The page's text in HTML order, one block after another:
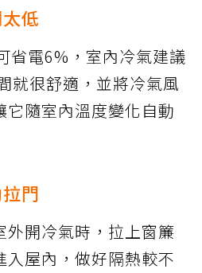
低
省電6%，室內冷氣建議
就很舒適，並將冷氣風
它隨室內溫度變化自動
門
外開冷氣時，拉上窗簾
入屋內，做好隔熱較不